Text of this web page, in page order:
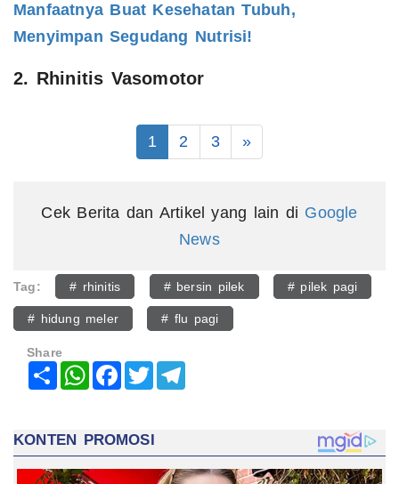
Manfaatnya Buat Kesehatan Tubuh,
Menyimpan Segudang Nutrisi!
2. Rhinitis Vasomotor
1 2 3 »
Cek Berita dan Artikel yang lain di Google
News
Tag: # rhinitis # bersin pilek # pilek pagi
# hidung meler # flu pagi
Share
Share WhatsAppFacebook
Twitter